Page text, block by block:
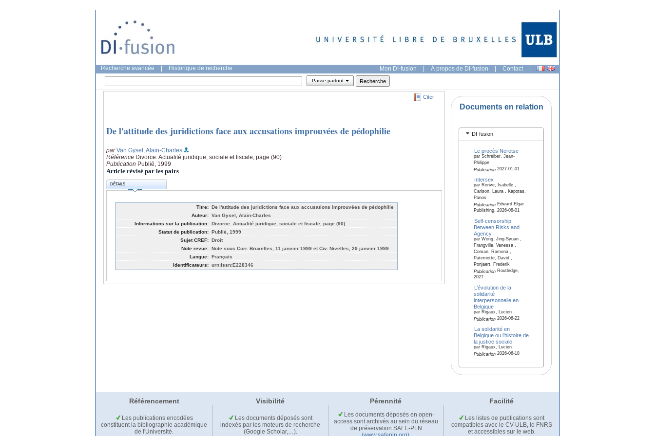
Recherche avancée Historique de recherche Mon DI-fusion | À propos de DI-fusion | Contact |
Passe-partout
Citer
De l'attitude des juridictions face aux accusations improuvées de pédophilie
parVan Gysel, Alain-Charles
Référence Divorce. Actualité juridique, sociale et fiscale, page (90)
Publication Publié, 1999
Article révisé par les pairs
DÉTAILS
Titre: De l'attitude des juridictions face aux accusations improuvées de pédophilie
Auteur: Van Gysel, Alain-Charles
Informations sur la publication: Divorce. Actualité juridique, sociale et fiscale, page (90)
Statut de publication: Publié, 1999
Sujet CREF: Droit
Note revue: Note sous Corr. Bruxelles, 11 janvier 1999 et Civ. Nivelles, 29 janvier 1999
Langue: Français
Identificateurs: urn:issn:E228346
Documents en relation
DI-fusion
Le procès Neretse
par Schreiber, Jean-
Philippe
Publication2027-01-01
Intersex
par Rorive, Isabelle ,
Carlson, Laura , Kapotas,
Panos
PublicationEdward Elgar
Publishing, 2026-08-01
Self-censorship:
Between Risks and
Agency
par Wong, Jing-Syuan ,
Frangville, Vanessa ,
Coman, Ramona ,
Paternotte, David ,
Ponjaert, Frederik
PublicationRoutledge,
2027
L’évolution de la
solidarité
interpersonnelle en
Belgique
par Rigaux, Lucien
Publication2026-06-22
La solidarité en
Belgique ou l’histoire de
la justice sociale
par Rigaux, Lucien
Publication2026-06-18
Référencement Visibilité Pérennité Facilité
Les publications encodées
constituent la bibliographie académique
de l'Université.
Les documents déposés sont
indexés par les moteurs de recherche
(Google Scholar,…).
Les documents déposés en open-
access sont archivés au sein du réseau
de préservation SAFE-PLN
Les listes de publications sont
compatibles avec le CV-ULB, le FNRS
et accessibles sur le web.